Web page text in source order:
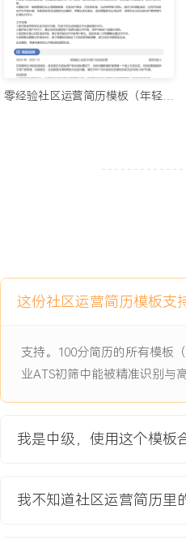
跃度。
2.累计策划并执行XXX场中大型
元。
3.管理超过XXX名内容创作者，
留时长增加XXX%。
6.主导编写X份社区运营SOP手
2024-09 -2025-12
学
公司为拓展业务线启动的新垂直
动困境，目标是在六个月内积累
项目职责：
1.负责项目初期运营策略制定，
3.设计并执行用户招募与激励活
贡献内容。
这份社区运营简历模板支
支持。100分简历的所有模板
业ATS初筛中能被精准识别与
我是中级，使用这个模板
我不知道社区运营简历里